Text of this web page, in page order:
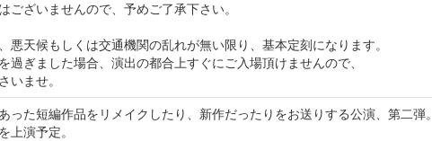
ございませんので、予めご了承下さい。
悪天候もしくは交通機関の乱れが無い限り、基本定刻になります。
過ぎました場合、演出の都合上すぐにご入場頂けませんので、
いませ。
った短編作品をリメイクしたり、新作だったりをお送りする公演、第二弾。
上演予定。